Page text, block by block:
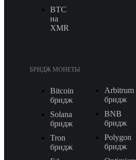
BTC
на
XMR
БРИДЖ МОНЕТЫ
Bitcoin
бридж
Solana
бридж
Tron
бридж
Arbitrum
бридж
BNB
бридж
Polygon
бридж